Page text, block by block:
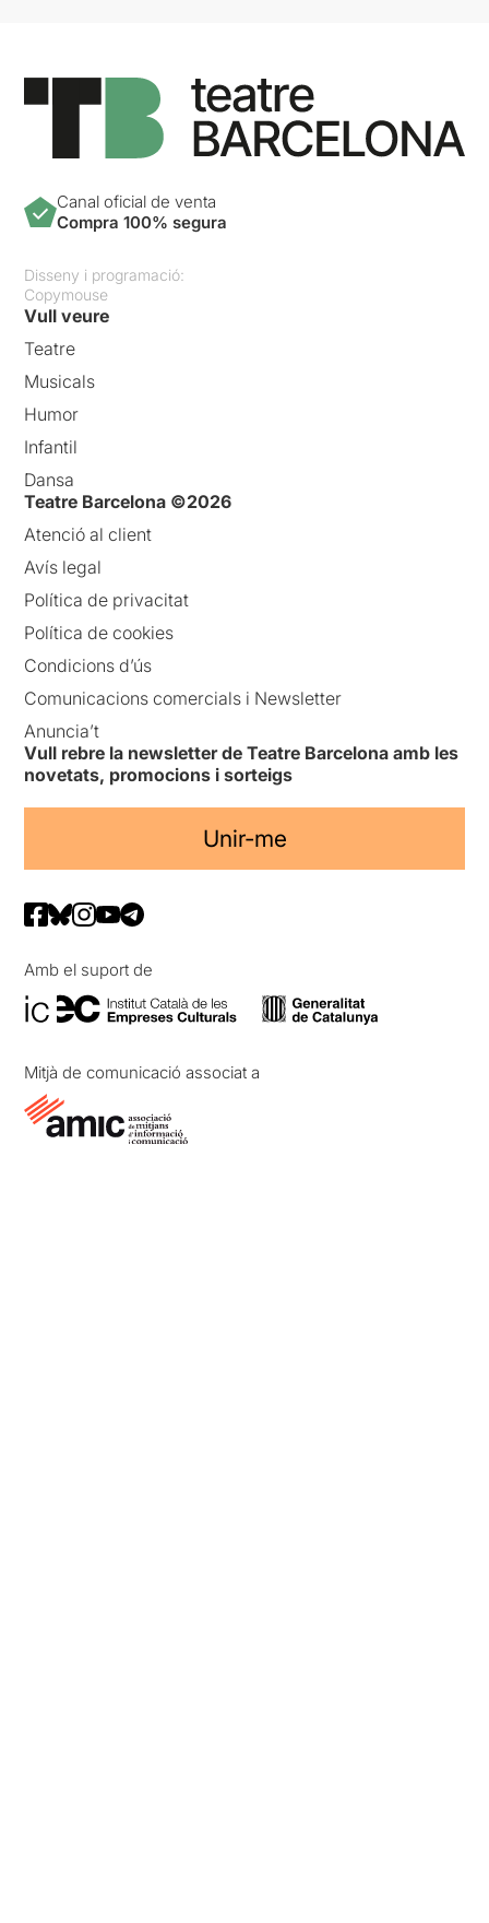
Canal oficial de venta
Compra 100% segura
Disseny i programació:
Copymouse
Vull veure
Teatre
Musicals
Humor
Infantil
Dansa
Teatre Barcelona ©2026
Atenció al client
Avís legal
Política de privacitat
Política de cookies
Condicions d’ús
Comunicacions comercials i Newsletter
Anuncia’t
Vull rebre la newsletter de Teatre Barcelona amb les
novetats, promocions i sorteigs
Unir-me
Amb el suport de
Mitjà de comunicació associat a